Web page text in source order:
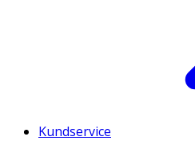
Kundservice